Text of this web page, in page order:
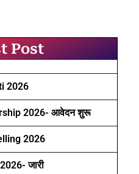
Post
2026
2026- आवेदन शुरू
2026
जारी